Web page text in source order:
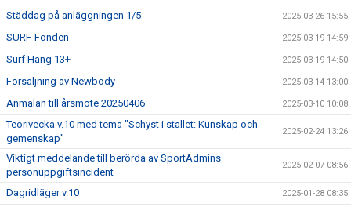
Städdag på anläggningen 1/5 2025-03-26 15:55
SURF-Fonden 2025-03-19 14:59
Surf Häng 13+ 2025-03-19 14:50
Försäljning av Newbody 2025-03-14 13:00
Anmälan till årsmöte 20250406 2025-03-10 10:08
Teorivecka v.10 med tema "Schyst i stallet: Kunskap och
gemenskap"
2025-02-24 13:26
Viktigt meddelande till berörda av SportAdmins
personuppgiftsincident
2025-02-07 08:56
Dagridläger v.10 2025-01-28 08:35